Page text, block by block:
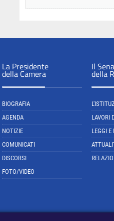
La Presidente
della Camera
BIOGRAFIA
AGENDA
NOTIZIE
COMUNICATI
DISCORSI
FOTO/VIDEO
Il
della
LAVORI
LEGGI E